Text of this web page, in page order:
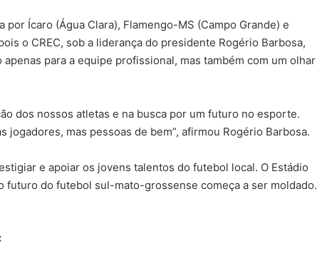
Ícaro (Água Clara), Flamengo-MS (Campo Grande) e
o CREC, sob a liderança do presidente Rogério Barbosa,
para a equipe profissional, mas também com um olhar
dos nossos atletas e na busca por um futuro no esporte.
mas pessoas de bem”, afirmou Rogério Barbosa.
e apoiar os jovens talentos do futebol local. O Estádio
futuro do futebol sul-mato-grossense começa a ser moldado.